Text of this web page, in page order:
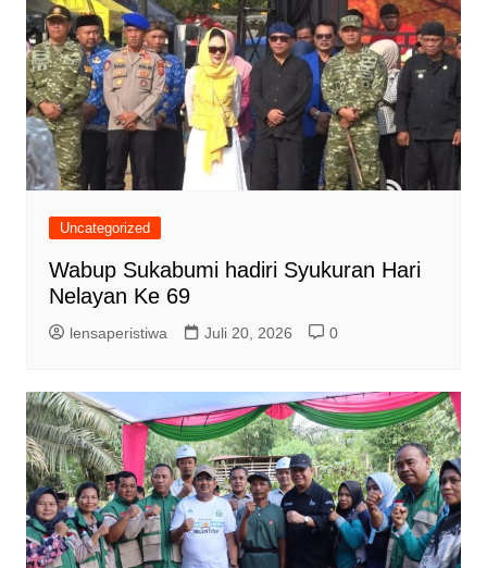
Uncategorized
Wabup Sukabumi hadiri Syukuran Hari
Nelayan Ke 69
lensaperistiwa Juli 20, 2026 0